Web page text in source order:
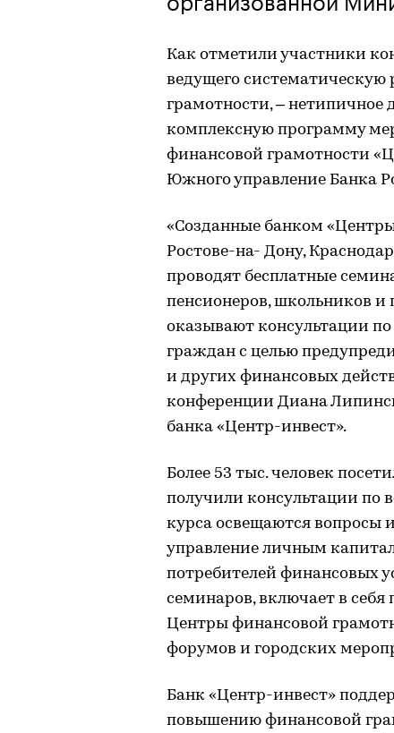
Как отметили участники
ведущего
грамотности, – нетипичное
комплексную программу
финансовой грамотности
Южного управление Банка
«Созданные банком
Ростове-на- Дону,
проводят бесплатные
пенсионеров, школьников
оказывают консультации
граждан с целью
и других финансовых
конференции Диана
банка «Центр-инвест».
Более 53 тыс. человек
получили консультации по
курса освещаются вопросы
управление личным
потребителей финансовых
семинаров, включает в
Центры финансовой
форумов и городских
Банк «Центр-инвест»
повышению финансовой